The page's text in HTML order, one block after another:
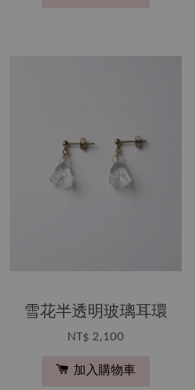
雪花半透明玻璃耳環
NT$ 2,100
加入購物車